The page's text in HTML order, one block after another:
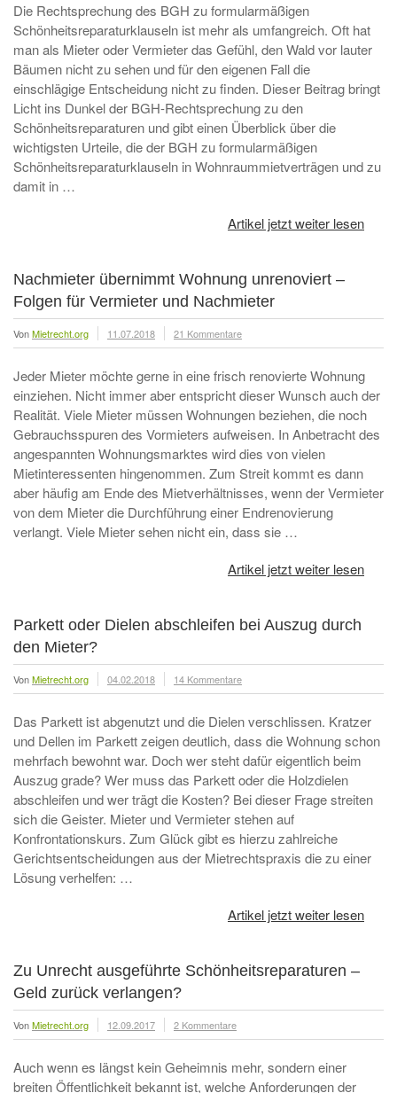
Die Rechtsprechung des BGH zu formularmäßigen
Schönheitsreparaturklauseln ist mehr als umfangreich. Oft hat
man als Mieter oder Vermieter das Gefühl, den Wald vor lauter
Bäumen nicht zu sehen und für den eigenen Fall die
einschlägige Entscheidung nicht zu finden. Dieser Beitrag bringt
Licht ins Dunkel der BGH-Rechtsprechung zu den
Schönheitsreparaturen und gibt einen Überblick über die
wichtigsten Urteile, die der BGH zu formularmäßigen
Schönheitsreparaturklauseln in Wohnraummietverträgen und zu
damit in …
Artikel jetzt weiter lesen
Nachmieter übernimmt Wohnung unrenoviert –
Folgen für Vermieter und Nachmieter
VonMietrecht.org 11.07.2018 21 Kommentare
Jeder Mieter möchte gerne in eine frisch renovierte Wohnung
einziehen. Nicht immer aber entspricht dieser Wunsch auch der
Realität. Viele Mieter müssen Wohnungen beziehen, die noch
Gebrauchsspuren des Vormieters aufweisen. In Anbetracht des
angespannten Wohnungsmarktes wird dies von vielen
Mietinteressenten hingenommen. Zum Streit kommt es dann
aber häufig am Ende des Mietverhältnisses, wenn der Vermieter
von dem Mieter die Durchführung einer Endrenovierung
verlangt. Viele Mieter sehen nicht ein, dass sie …
Artikel jetzt weiter lesen
Parkett oder Dielen abschleifen bei Auszug durch
den Mieter?
VonMietrecht.org 04.02.2018 14 Kommentare
Das Parkett ist abgenutzt und die Dielen verschlissen. Kratzer
und Dellen im Parkett zeigen deutlich, dass die Wohnung schon
mehrfach bewohnt war. Doch wer steht dafür eigentlich beim
Auszug grade? Wer muss das Parkett oder die Holzdielen
abschleifen und wer trägt die Kosten? Bei dieser Frage streiten
sich die Geister. Mieter und Vermieter stehen auf
Konfrontationskurs. Zum Glück gibt es hierzu zahlreiche
Gerichtsentscheidungen aus der Mietrechtspraxis die zu einer
Lösung verhelfen: …
Artikel jetzt weiter lesen
Zu Unrecht ausgeführte Schönheitsreparaturen –
Geld zurück verlangen?
VonMietrecht.org 12.09.2017 2 Kommentare
Auch wenn es längst kein Geheimnis mehr, sondern einer
breiten Öffentlichkeit bekannt ist, welche Anforderungen der